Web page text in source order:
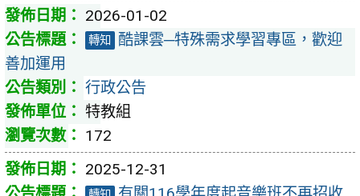
2026-01-02
轉知
酷課雲─特殊需求學習專區，歡迎
善加運用
行政公告
特教組
172
2025-12-31